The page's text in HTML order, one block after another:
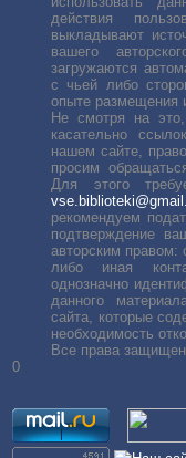
действия
выкладывают
вашего
загружаются
с чьей либо
опыте размещения
Не смотря на
касательно
нашем сайте,
просим
Для этого
рекомендуем
подтверждение
авторским правом:
либо иная
однозначно
данного
сайта, которые
необходимость
Все права
0